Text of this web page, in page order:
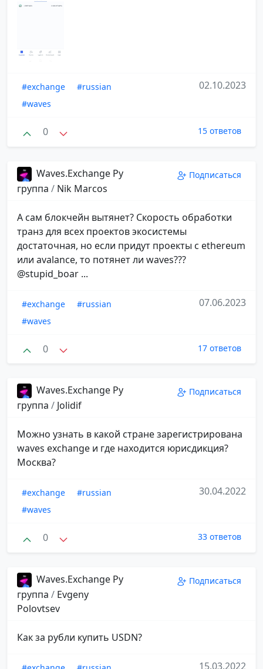
#exchange
#russian
#waves
02.10.2023
0 15 ответов
Waves.Exchange Ру
группа / Nik Marcos
Подписаться
А сам блокчейн вытянет? Скорость обработки
транз для всех проектов экосистемы
достаточная, но если придут проекты с ethereum
или avalance, то потянет ли waves???
@stupid_boar ...
#exchange
#russian
#waves
07.06.2023
0 17 ответов
Waves.Exchange Ру
группа / Jolidif
Подписаться
Можно узнать в какой стране зарегистрирована
waves exchange и где находится юрисдикция?
Москва?
#exchange
#russian
#waves
30.04.2022
0 33 ответов
Waves.Exchange Ру
группа / Evgeny
Polovtsev
Подписаться
Как за рубли купить USDN?
15.03.2022